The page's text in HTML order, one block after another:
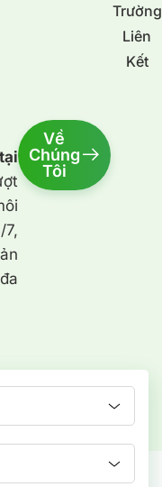
Về
Chúng
Tôi
Trường
Liên
Kết